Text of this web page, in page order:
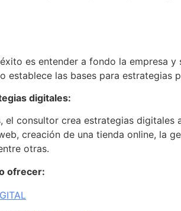
es entender a fondo la empresa
establece las bases para estrategias
digitales:
el consultor crea estrategias
creación de una tienda online, la
otras.
ofrecer: